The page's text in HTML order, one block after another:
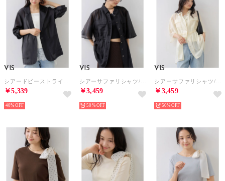
VIS
￥5,339
40%
VIS
￥3,459
50%
VIS
￥3,459
50%